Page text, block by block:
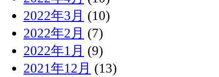
2022年3月 (10)
2022年2月 (7)
2022年1月 (9)
2021年12月 (13)